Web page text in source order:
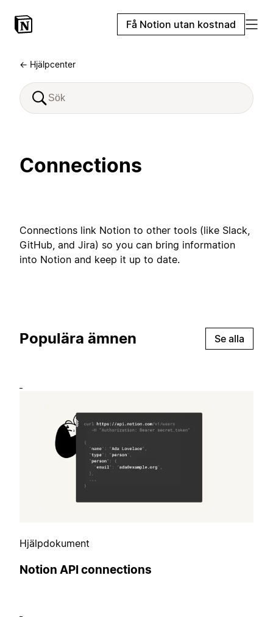
Få Notion utan kostnad
← Hjälpcenter
Connections
Connections link Notion to other tools (like Slack,
GitHub, and Jira) so you can bring information
into Notion and keep it up to date.
Populära ämnen Se alla
Hjälpdokument
Notion API connections